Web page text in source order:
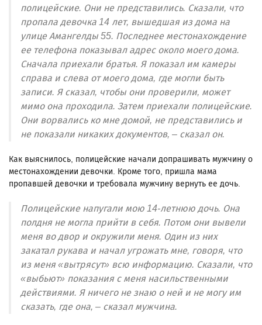
полицейские. Они не представились. Сказали, что
пропала девочка 14 лет, вышедшая из дома на
улице Амангелды 55. Последнее местонахождение
ее телефона показывал адрес около моего дома.
Сначала приехали братья. Я показал им камеры
справа и слева от моего дома, где могли быть
записи. Я сказал, чтобы они проверили, может
мимо она проходила. Затем приехали полицейские.
Они ворвались ко мне домой, не представились и
не показали никаких документов, – сказал он.
Как выяснилось, полицейские начали допрашивать мужчину о
местонахождении девочки. Кроме того, пришла мама
пропавшей девочки и требовала мужчину вернуть ее дочь.
Полицейские напугали мою 14-летнюю дочь. Она
полдня не могла прийти в себя. Потом они вывели
меня во двор и окружили меня. Один из них
закатал рукава и начал угрожать мне, говоря, что
из меня «вытрясут» всю информацию. Сказали, что
«выбьют» показания с меня насильственными
действиями. Я ничего не знаю о ней и не могу им
сказать, где она, – сказал мужчина.